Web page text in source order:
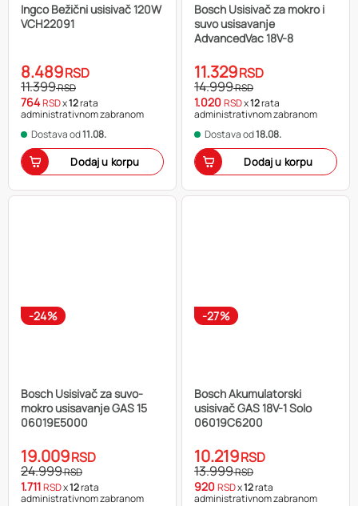
Ingco Bežični usisivač 120W
VCH22091
8.489RSD
11.399RSD
764RSDx12rata
administrativnom zabranom
Dostava od11.08.
Dodaj u korpu
Bosch Usisivač za mokro i
suvo usisavanje
AdvancedVac 18V-8
11.329RSD
14.999RSD
1.020RSDx12rata
administrativnom zabranom
Dostava od18.08.
Dodaj u korpu
-24%
Bosch Usisivač za suvo-
mokro usisavanje GAS 15
06019E5000
19.009RSD
24.999RSD
1.711RSDx12rata
administrativnom zabranom
-27%
Bosch Akumulatorski
usisivač GAS 18V-1 Solo
06019C6200
10.219RSD
13.999RSD
920RSDx12rata
administrativnom zabranom